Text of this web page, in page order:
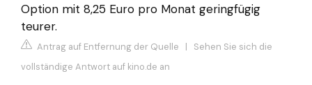
Option mit 8,25 Euro pro Monat geringfügig
teurer.
Antrag auf Entfernung der Quelle | Sehen Sie sich die
vollständige Antwort auf kino.de an